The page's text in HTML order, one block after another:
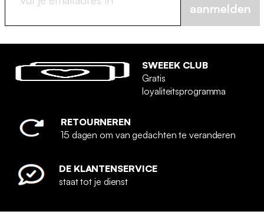
aanmelden
SWEEEK CLUB
Gratis
loyaliteitsprogramma
RETOURNEREN
15 dagen om van gedachten te veranderen
DE KLANTENSERVICE
staat tot je dienst